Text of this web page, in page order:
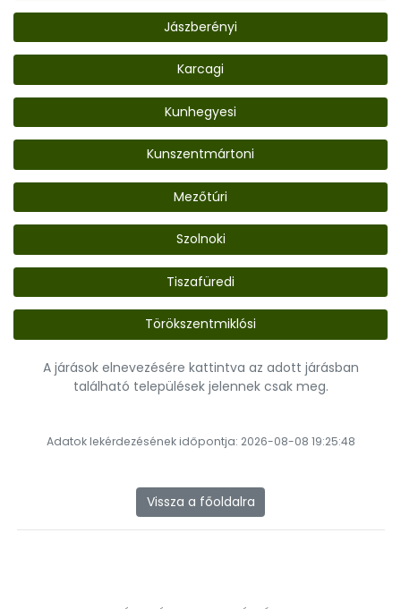
Jászberényi
Karcagi
Kunhegyesi
Kunszentmártoni
Mezőtúri
Szolnoki
Tiszafüredi
Törökszentmiklósi
A járások elnevezésére kattintva az adott járásban
található települések jelennek csak meg.
Adatok lekérdezésének időpontja: 2026-08-08 19:25:48
Vissza a főoldalra